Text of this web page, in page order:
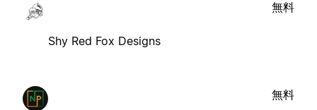
Shy Red Fox Designs
無料
無料